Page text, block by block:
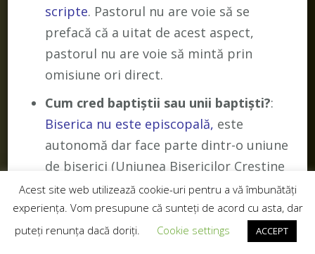
scripte. Pastorul nu are voie să se
prefacă că a uitat de acest aspect,
pastorul nu are voie să mintă prin
omisiune ori direct.
Cum cred baptiștii sau unii baptiști?:
Biserica nu este episcopală, este
autonomă dar face parte dintr-o uniune
de biserici (Uniunea Bisericilor Creștine
Baptiste).Femeile nu pot fi ordinatedar
pot sluji în cântare, rugăciune, poezie
sau activități legate de copii.
Acest site web utilizează cookie-uri pentru a vă îmbunătăți
experiența. Vom presupune că sunteți de acord cu asta, dar
puteți renunța dacă doriți.
Cookie settings ACCEPT